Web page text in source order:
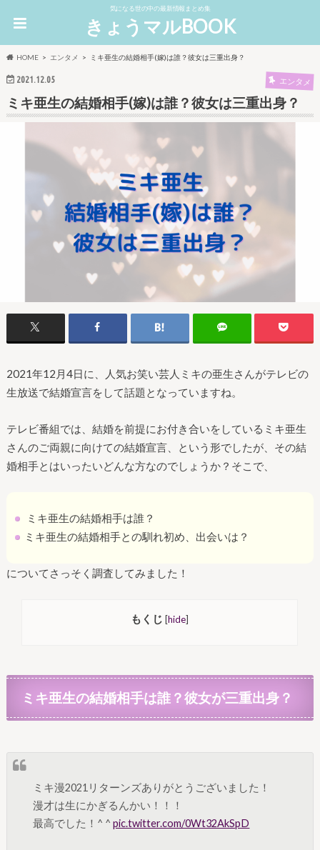
気になる世の中の最新情報まとめ集
きょうマルBOOK
HOME エンタメ ミキ亜生の結婚相手(嫁)は誰？彼女は三重出身？
2021.12.05 エンタメ
ミキ亜生の結婚相手(嫁)は誰？彼女は三重出身？
2021年12月4日に、人気お笑い芸人ミキの亜生さんがテレビの
生放送で結婚宣言をして話題となっていますね。
テレビ番組では、結婚を前提にお付き合いをしているミキ亜生
さんのご両親に向けての結婚宣言、という形でしたが、その結
婚相手とはいったいどんな方なのでしょうか？そこで、
ミキ亜生の結婚相手は誰？
ミキ亜生の結婚相手との馴れ初め、出会いは？
についてさっそく調査してみました！
もくじ [hide]
ミキ亜生の結婚相手は誰？彼女が三重出身？
ミキ漫2021リターンズありがとうございました！
漫才は生にかぎるんかい！！！
最高でした！^ ^pic.twitter.com/0Wt32AkSpD